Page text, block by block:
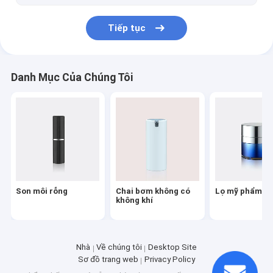
Chai mỹ phẩm Dropper
Dính vào
Tiếp tục
Danh Mục Của Chúng Tôi
Son môi rỗng
Chai bơm không có
không khí
Lọ mỹ phẩm
Nhà Về chúng tôi
Desktop Site
Sơ đồ trang web
Privacy Policy